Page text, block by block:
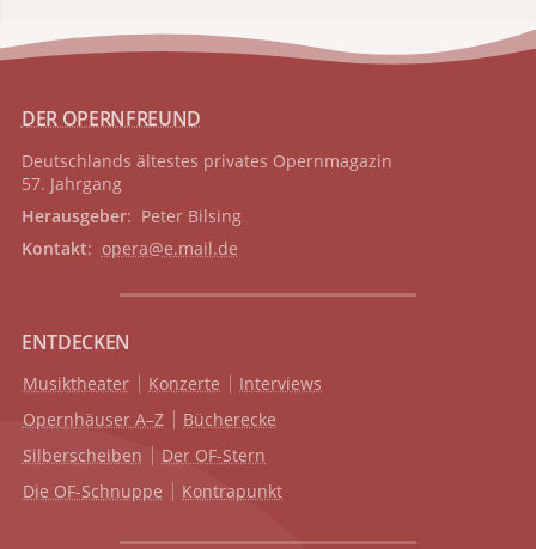
DER OPERNFREUND
Deutschlands ältestes privates Opernmagazin
57. Jahrgang
Herausgeber: Peter Bilsing
Kontakt: opera@e.mail.de
ENTDECKEN
Musiktheater Konzerte
Interviews
Opernhäuser A–Z
Bücherecke
Silberscheiben
Der OF-Stern
Die OF-Schnuppe
Kontrapunkt